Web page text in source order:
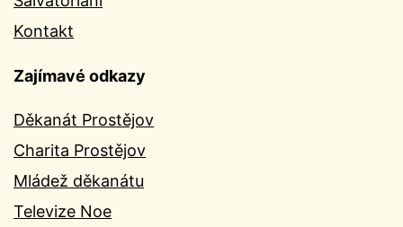
Kontakt
Zajímavé odkazy
Děkanát Prostějov
Charita Prostějov
Mládež děkanátu
Televize Noe